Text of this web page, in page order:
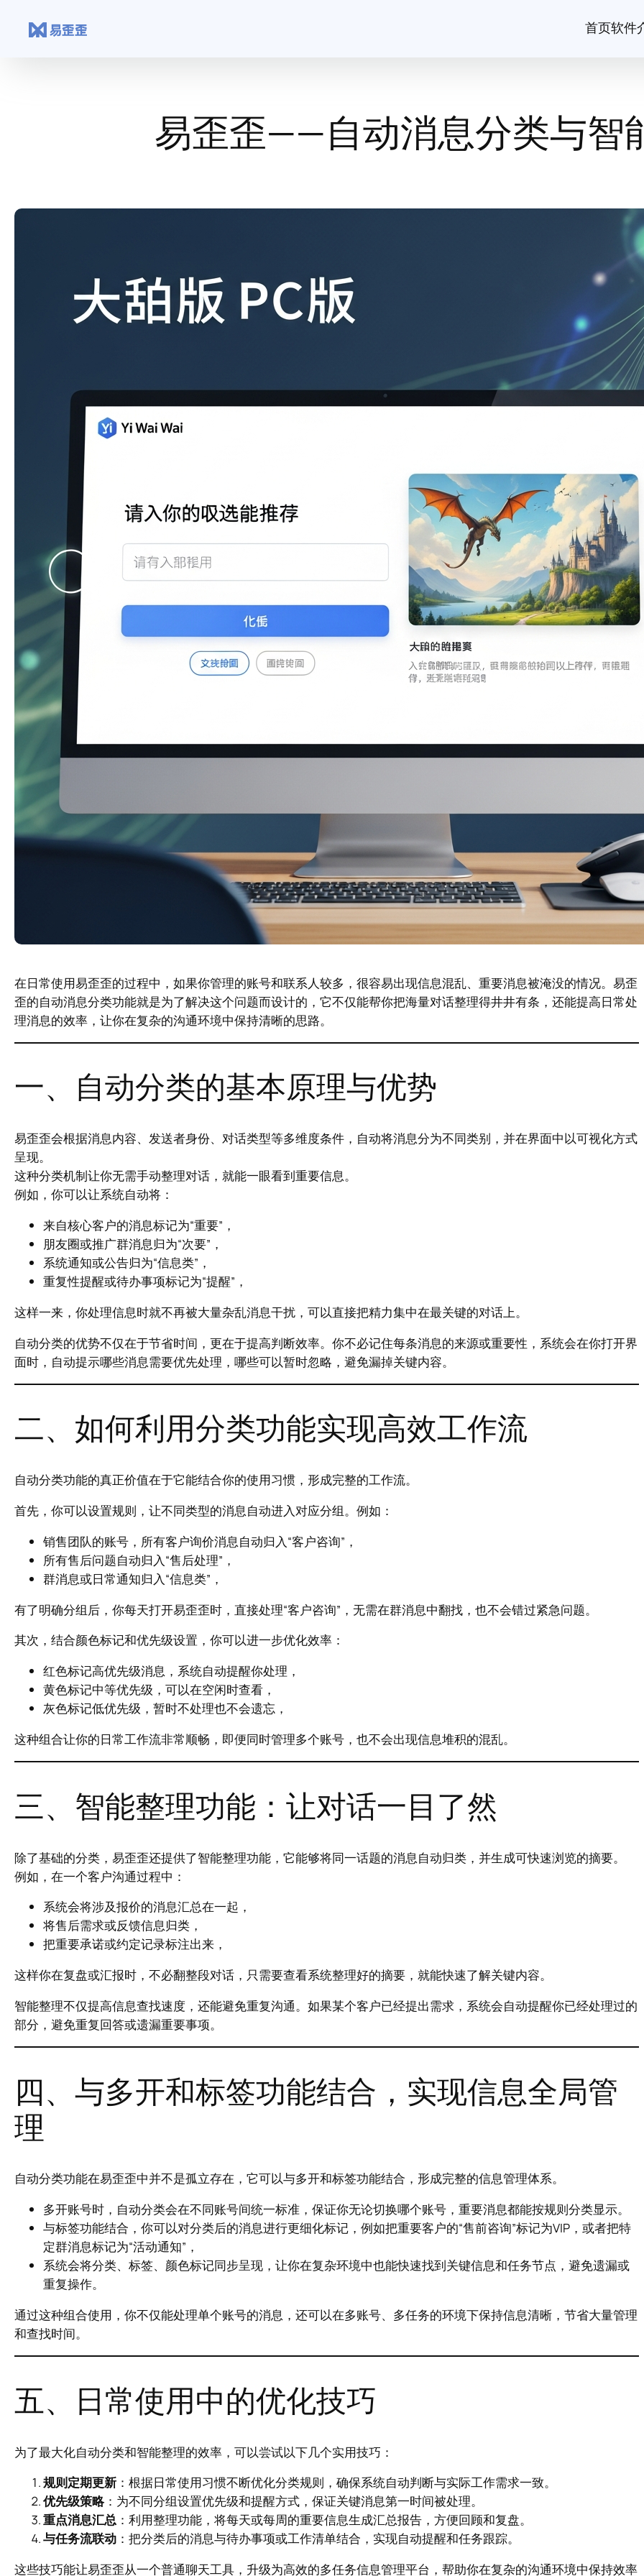
首页软件
易歪歪——自动消息分类与智
在日常使用易歪歪的过程中，如果你管理的账号和联系人较多，很容易出现信息混乱、重要消息被淹没的情况。易歪
歪的自动消息分类功能就是为了解决这个问题而设计的，它不仅能帮你把海量对话整理得井井有条，还能提高日常处
理消息的效率，让你在复杂的沟通环境中保持清晰的思路。
一、自动分类的基本原理与优势
易歪歪会根据消息内容、发送者身份、对话类型等多维度条件，自动将消息分为不同类别，并在界面中以可视化方式
呈现。
这种分类机制让你无需手动整理对话，就能一眼看到重要信息。
例如，你可以让系统自动将：
来自核心客户的消息标记为“重要”，
朋友圈或推广群消息归为“次要”，
系统通知或公告归为“信息类”，
重复性提醒或待办事项标记为“提醒”，
这样一来，你处理信息时就不再被大量杂乱消息干扰，可以直接把精力集中在最关键的对话上。
自动分类的优势不仅在于节省时间，更在于提高判断效率。你不必记住每条消息的来源或重要性，系统会在你打开界
面时，自动提示哪些消息需要优先处理，哪些可以暂时忽略，避免漏掉关键内容。
二、如何利用分类功能实现高效工作流
自动分类功能的真正价值在于它能结合你的使用习惯，形成完整的工作流。
首先，你可以设置规则，让不同类型的消息自动进入对应分组。例如：
销售团队的账号，所有客户询价消息自动归入“客户咨询”，
所有售后问题自动归入“售后处理”，
群消息或日常通知归入“信息类”，
有了明确分组后，你每天打开易歪歪时，直接处理“客户咨询”，无需在群消息中翻找，也不会错过紧急问题。
其次，结合颜色标记和优先级设置，你可以进一步优化效率：
红色标记高优先级消息，系统自动提醒你处理，
黄色标记中等优先级，可以在空闲时查看，
灰色标记低优先级，暂时不处理也不会遗忘，
这种组合让你的日常工作流非常顺畅，即便同时管理多个账号，也不会出现信息堆积的混乱。
三、智能整理功能：让对话一目了然
除了基础的分类，易歪歪还提供了智能整理功能，它能够将同一话题的消息自动归类，并生成可快速浏览的摘要。
例如，在一个客户沟通过程中：
系统会将涉及报价的消息汇总在一起，
将售后需求或反馈信息归类，
把重要承诺或约定记录标注出来，
这样你在复盘或汇报时，不必翻整段对话，只需要查看系统整理好的摘要，就能快速了解关键内容。
智能整理不仅提高信息查找速度，还能避免重复沟通。如果某个客户已经提出需求，系统会自动提醒你已经处理过的
部分，避免重复回答或遗漏重要事项。
四、与多开和标签功能结合，实现信息全局管
理
自动分类功能在易歪歪中并不是孤立存在，它可以与多开和标签功能结合，形成完整的信息管理体系。
多开账号时，自动分类会在不同账号间统一标准，保证你无论切换哪个账号，重要消息都能按规则分类显示。
与标签功能结合，你可以对分类后的消息进行更细化标记，例如把重要客户的“售前咨询”标记为VIP，或者把特
定群消息标记为“活动通知”，
系统会将分类、标签、颜色标记同步呈现，让你在复杂环境中也能快速找到关键信息和任务节点，避免遗漏或
重复操作。
通过这种组合使用，你不仅能处理单个账号的消息，还可以在多账号、多任务的环境下保持信息清晰，节省大量管理
和查找时间。
五、日常使用中的优化技巧
为了最大化自动分类和智能整理的效率，可以尝试以下几个实用技巧：
规则定期更新 ：根据日常使用习惯不断优化分类规则，确保系统自动判断与实际工作需求一致。
优先级策略：为不同分组设置优先级和提醒方式，保证关键消息第一时间被处理。
重点消息汇总 ：利用整理功能，将每天或每周的重要信息生成汇总报告，方便回顾和复盘。
与任务流联动 ：把分类后的消息与待办事项或工作清单结合，实现自动提醒和任务跟踪。
这些技巧能让易歪歪从一个普通聊天工具，升级为高效的多任务信息管理平台，帮助你在复杂的沟通环境中保持效率